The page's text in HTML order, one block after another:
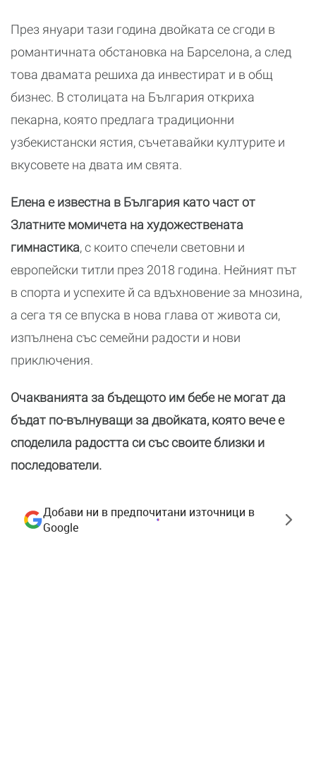
През януари тази година двойката се сгоди в
романтичната обстановка на Барселона, а след
това двамата решиха да инвестират и в общ
бизнес. В столицата на България откриха
пекарна, която предлага традиционни
узбекистански ястия, съчетавайки културите и
вкусовете на двата им свята.
Елена е известна в България като част от
Златните момичета на художествената
гимнастика, с които спечели световни и
европейски титли през 2018 година. Нейният път
в спорта и успехите й са вдъхновение за мнозина,
а сега тя се впуска в нова глава от живота си,
изпълнена със семейни радости и нови
приключения.
Очакванията за бъдещото им бебе не могат да
бъдат по-вълнуващи за двойката, която вече е
споделила радостта си със своите близки и
последователи.
Добави ни в предпочитани източници в
Google